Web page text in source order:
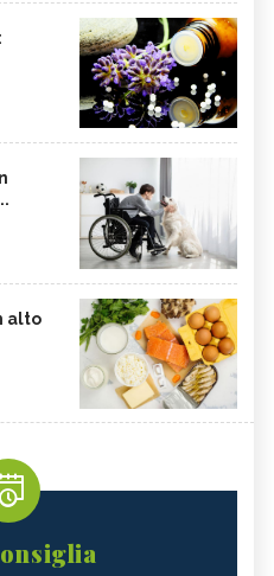
alto